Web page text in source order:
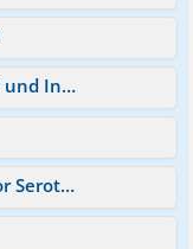
Bitte um Fachlische Hilfe bei 5-HTP und Insidon Tropfen
Insidon und Escitalopram- Angst vor Serotonin Syndrom